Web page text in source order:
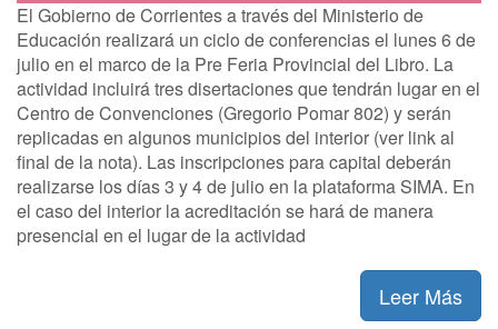
El Gobierno de Corrientes a través del Ministerio de
Educación realizará un ciclo de conferencias el lunes 6 de
julio en el marco de la Pre Feria Provincial del Libro. La
actividad incluirá tres disertaciones que tendrán lugar en el
Centro de Convenciones (Gregorio Pomar 802) y serán
replicadas en algunos municipios del interior (ver link al
final de la nota). Las inscripciones para capital deberán
realizarse los días 3 y 4 de julio en la plataforma SIMA. En
el caso del interior la acreditación se hará de manera
presencial en el lugar de la actividad
Leer Más